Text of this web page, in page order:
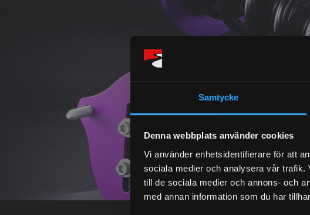
Samtycke
Denna webbplats använder cookies
Vi använder enhetsidentifierare för att
sociala medier och analysera vår trafik.
till de sociala medier och annons- och
med annan information som du har